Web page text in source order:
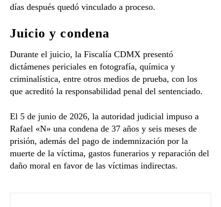
días después quedó vinculado a proceso.
Juicio y condena
Durante el juicio, la Fiscalía CDMX presentó
dictámenes periciales en fotografía, química y
criminalística, entre otros medios de prueba, con los
que acreditó la responsabilidad penal del sentenciado.
El 5 de junio de 2026, la autoridad judicial impuso a
Rafael «N» una condena de 37 años y seis meses de
prisión, además del pago de indemnización por la
muerte de la víctima, gastos funerarios y reparación del
daño moral en favor de las víctimas indirectas.